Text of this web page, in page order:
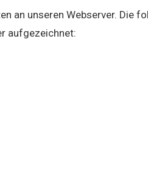
an unseren Webserver. Die
aufgezeichnet: